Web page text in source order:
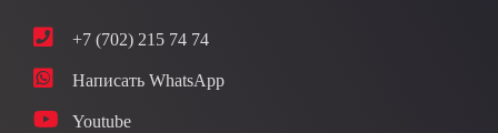
+7 (702) 215 74 74
Написать WhatsApp
Youtube